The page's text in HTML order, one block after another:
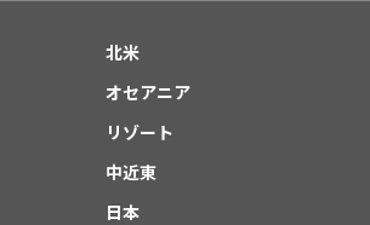
北米
オセアニア
リゾート
中近東
日本